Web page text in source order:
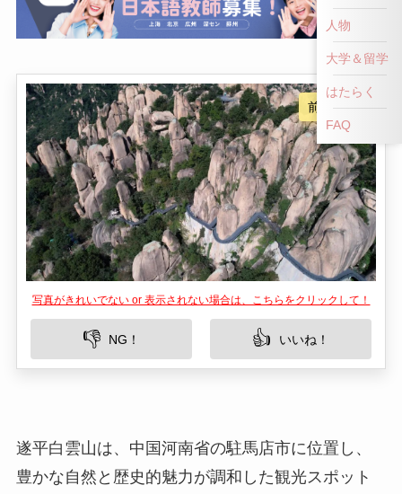
写真がきれいでない or 表示されない場合は、こちらをクリックして！
👎 NG！ 👍 いいね！
遂平白雲山は、中国河南省の駐馬店市に位置し、
豊かな自然と歴史的魅力が調和した観光スポット
です。この場所は、美しい山々と清らかな水、そ
山」として知られ、一年を通じて変化する四季の
風景が絶賛されています。ここでは、自然の絶景
人物
大学＆留学
はたらく
FAQ